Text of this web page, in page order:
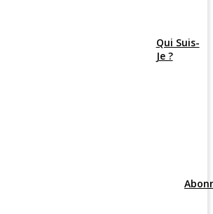
Qui Suis-
Je ?